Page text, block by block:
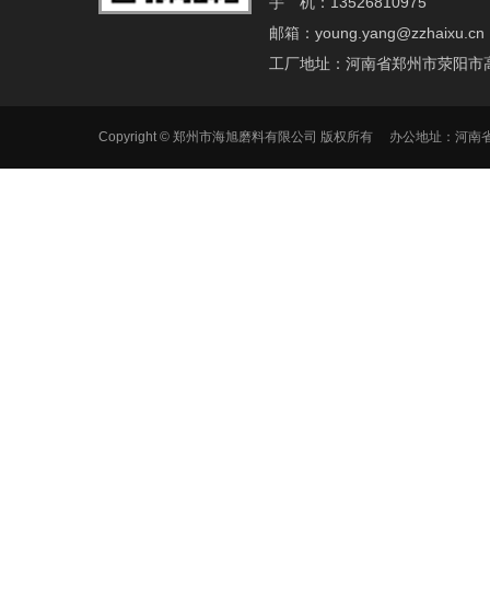
邮箱：young.yang@zzhaixu.cn
工厂地址：河南省郑州市荥阳市
Copyright © 郑州市海旭磨料有限公司 版权所有 办公地址：河